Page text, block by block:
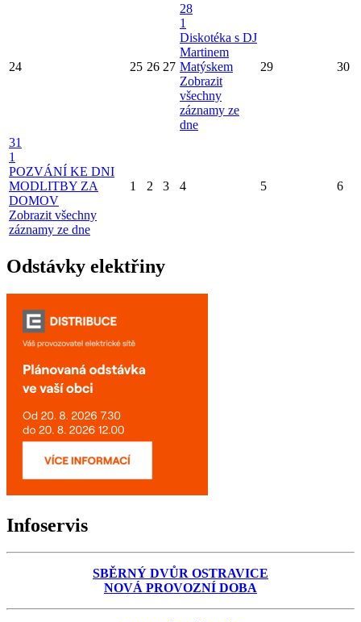
24 25 26 27
28
1
Diskotéka s DJ
Martinem
Matýskem
Zobrazit
všechny
záznamy ze
dne
29 30
31
1
POZVÁNÍ KE DNI
MODLITBY ZA
DOMOV
Zobrazit všechny
záznamy ze dne
1 2 3 4 5 6
Odstávky elektřiny
Infoservis
SBĚRNÝ DVŮR OSTRAVICE
NOVÁ PROVOZNÍ DOBA